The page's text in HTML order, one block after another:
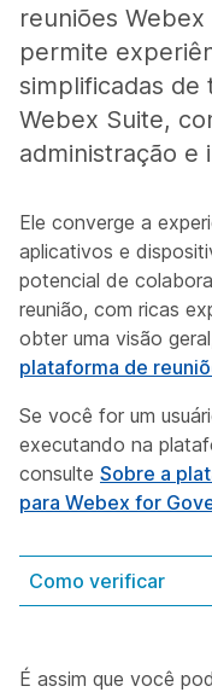
reuniões
permite
simplificadas
Webex Suite,
administração e
Ele converge a
aplicativos e
potencial de
reunião, com ricas
obter uma visão
plataforma de
Se você for um
executando na
consulte Sobre a
para Webex for
Como verificar
É assim que você